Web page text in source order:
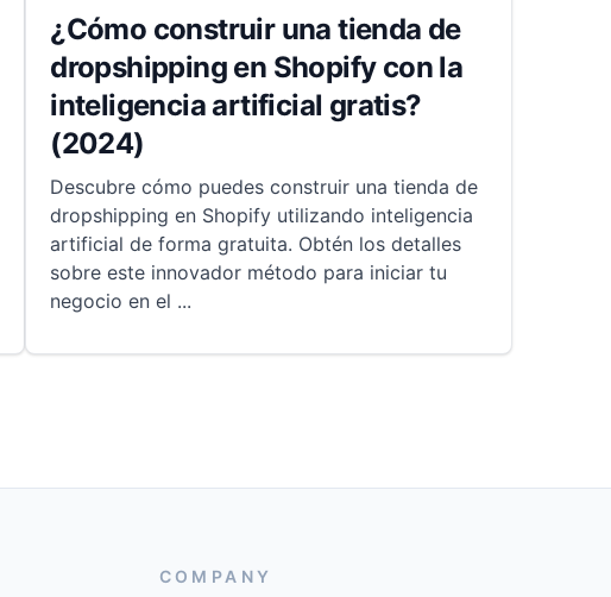
¿Cómo construir una tienda de
dropshipping en Shopify con la
inteligencia artificial gratis?
(2024)
Descubre cómo puedes construir una tienda de
dropshipping en Shopify utilizando inteligencia
artificial de forma gratuita. Obtén los detalles
sobre este innovador método para iniciar tu
negocio en el ...
COMPANY